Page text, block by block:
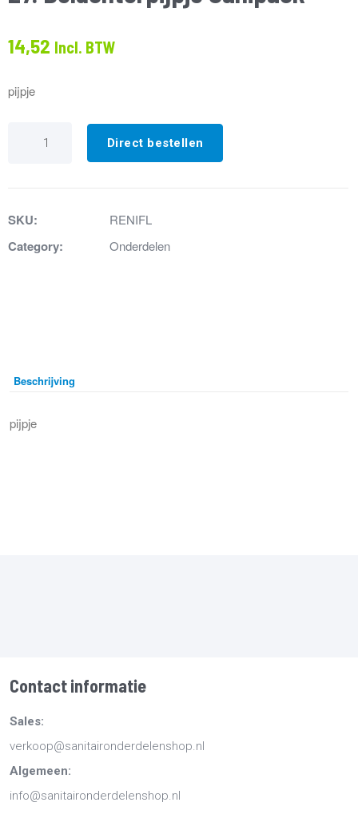
14,52 Incl. BTW
pijpje
Beluchterpijpje
Direct bestellen
SKU: RENIFL
Category: Onderdelen
Beschrijving
pijpje
Contact informatie
Sales:
verkoop@sanitaironderdelenshop.nl
Algemeen:
info@sanitaironderdelenshop.nl